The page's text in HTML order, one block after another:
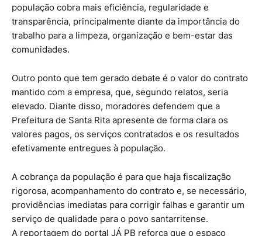
população cobra mais eficiência, regularidade e
transparência, principalmente diante da importância do
trabalho para a limpeza, organização e bem-estar das
comunidades.
Outro ponto que tem gerado debate é o valor do contrato
mantido com a empresa, que, segundo relatos, seria
elevado. Diante disso, moradores defendem que a
Prefeitura de Santa Rita apresente de forma clara os
valores pagos, os serviços contratados e os resultados
efetivamente entregues à população.
A cobrança da população é para que haja fiscalização
rigorosa, acompanhamento do contrato e, se necessário,
providências imediatas para corrigir falhas e garantir um
serviço de qualidade para o povo santarritense.
A reportagem do portal JÁ PB reforça que o espaço